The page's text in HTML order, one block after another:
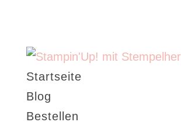
Startseite
Blog
Bestellen